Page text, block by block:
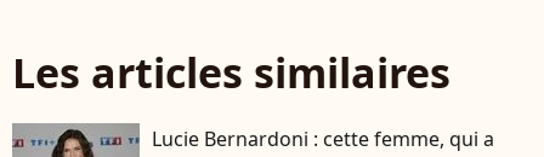
Les articles similaires
Lucie Bernardoni : cette femme, qui a